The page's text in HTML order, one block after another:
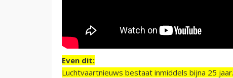
Even dit:
Luchtvaartnieuws bestaat inmiddels bijna 25